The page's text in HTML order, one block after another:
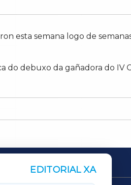
esta semana logo de
debuxo da gañadora do IV
EDITORIAL XA